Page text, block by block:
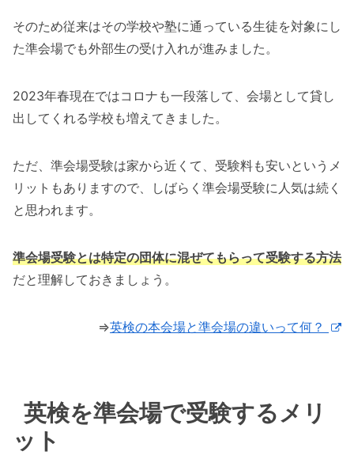
そのため従来はその学校や塾に通っている生徒を対象にし
た準会場でも外部生の受け入れが進みました。
2023年春現在ではコロナも一段落して、会場として貸し
出してくれる学校も増えてきました。
ただ、準会場受験は家から近くて、受験料も安いというメ
リットもありますので、しばらく準会場受験に人気は続く
と思われます。
準会場受験とは特定の団体に混ぜてもらって受験する方法
だと理解しておきましょう。
⇒英検の本会場と準会場の違いって何？
英検を準会場で受験するメリ
ット